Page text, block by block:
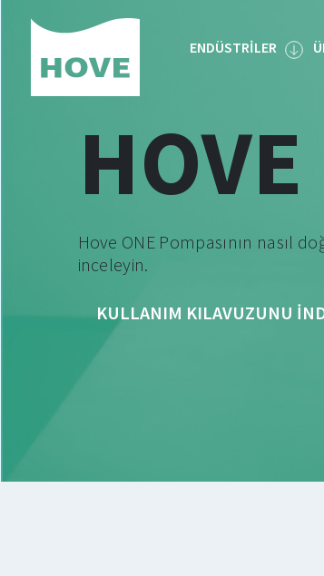
content
ENDÜSTRILER
Hove ONE Pompasının nasıl
inceleyin.
KULLANIM KILAVUZUNU